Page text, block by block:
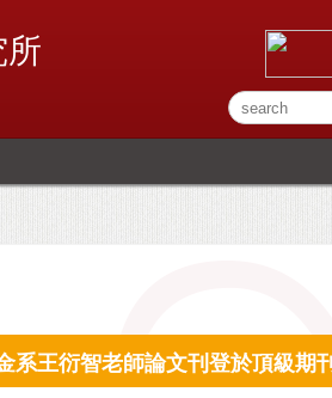
所
系王衍智老師論文刊登於頂級